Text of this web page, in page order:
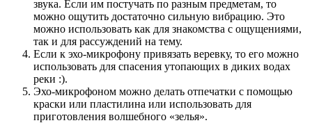
звука. Если им постучать по разным предметам, то
можно ощутить достаточно сильную вибрацию. Это
можно использовать как для знакомства с ощущениями,
так и для рассуждений на тему.
Если к эхо-микрофону привязать веревку, то его можно
использовать для спасения утопающих в диких водах
реки :).
Эхо-микрофоном можно делать отпечатки с помощью
краски или пластилина или использовать для
приготовления волшебного «зелья».